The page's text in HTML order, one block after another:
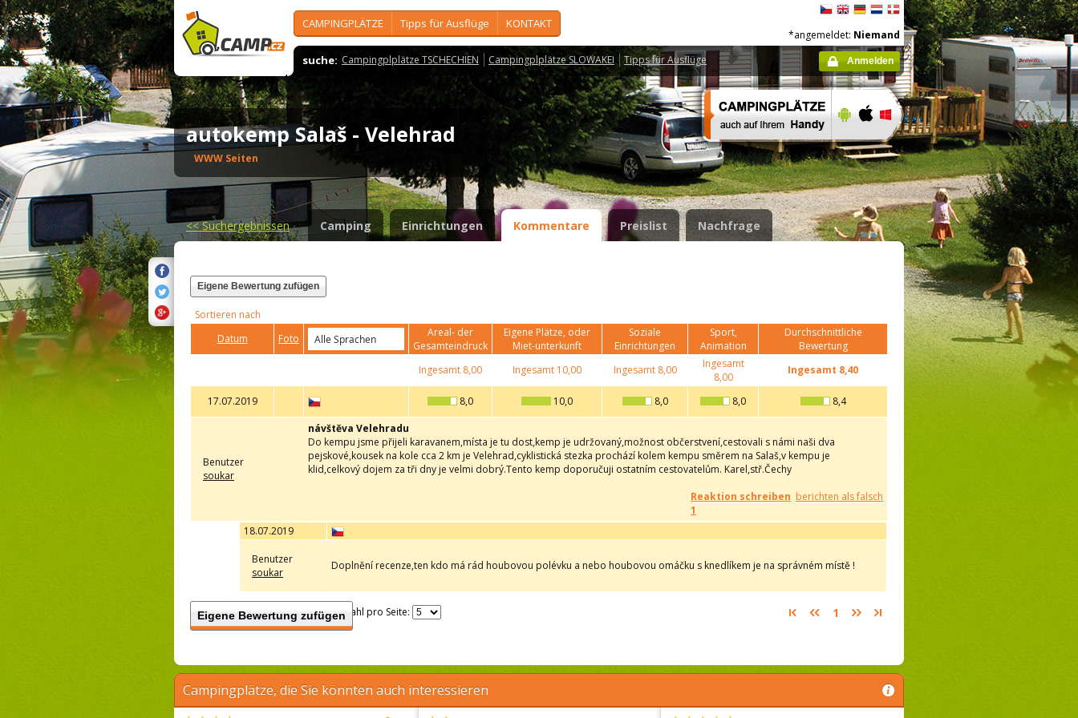
CAMPINGPLÄTZE Tipps für Ausflüge KONTAKT
suche: Campingplplätze TSCHECHIEN Campingplplätze SLOWAKEI Tipps für Ausflüge
*angemeldet: Niemand
Anmelden
autokemp Salaš - Velehrad
WWW Seiten
<<Suchergebnissen Camping Einrichtungen Kommentare Preislist Nachfrage
Eigene Bewertung zufügen
Sortieren nach
Datum
Foto
Areal- der
Gesamteindruck
Eigene Plätze, oder
Miet-unterkunft
Soziale
Einrichtungen
Sport,
Animation
Durchschnittliche
Bewertung
Ingesamt 8,00 Ingesamt 10,00 Ingesamt8,00
Ingesamt
8,00
Ingesamt 8,40
17.07.2019 8,0 10,0 8,0 8,0 8,4
Benutzer
soukar
návštěva Velehradu
Do kempu jsme přijeli karavanem,místa je tu dost,kemp je udržovaný,možnost občerstvení,cestovali s námi naši dva
pejskové,kousek na kole cca 2 km je Velehrad,cyklistická stezka prochází kolem kempu směrem na Salaš,v kempu je
klid,celkový dojem za tři dny je velmi dobrý.Tento kemp doporučuji ostatním cestovatelům. Karel,stř.Čechy
Reaktion schreiben berichten als falsch
1
18.07.2019
Benutzer
soukar
Doplnění recenze,ten kdo má rád houbovou polévku a nebo houbovou omáčku s knedlíkem je na správném místě !
Eigene Bewertung zufügenAnzahl pro Seite: 1
Campingplätze, die Sie könnten auch interessieren